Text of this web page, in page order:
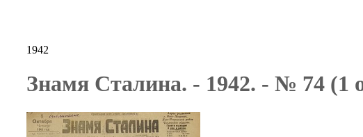
1942
Знамя Сталина. - 1942. - № 74 (1